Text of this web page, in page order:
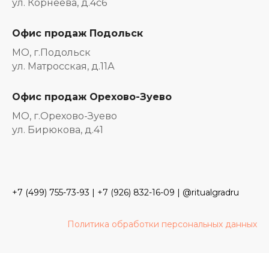
ул. Корнеева, д.4с6
Офис продаж Подольск
МО, г.Подольск
ул. Матросская, д.11А
Офис продаж Орехово-Зуево
МО, г.Орехово-Зуево
ул. Бирюкова, д.41
+7 (499) 755-73-93 | +7 (926) 832-16-09 | @ritualgradru
Политика обработки персональных данных